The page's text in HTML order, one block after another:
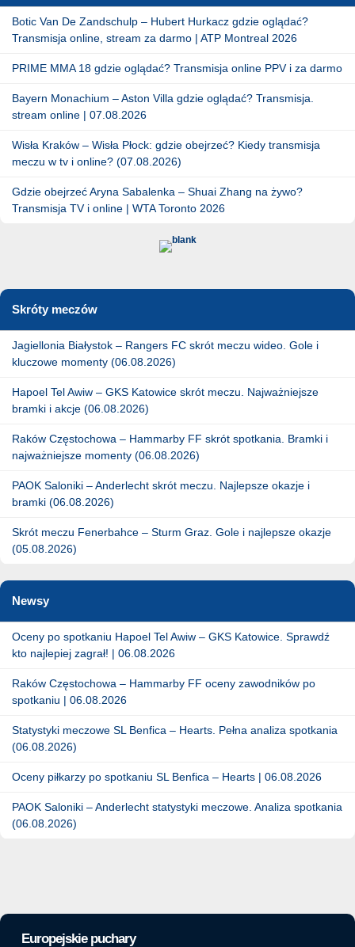
Botic Van De Zandschulp – Hubert Hurkacz gdzie oglądać?
Transmisja online, stream za darmo | ATP Montreal 2026
PRIME MMA 18 gdzie oglądać? Transmisja online PPV i za darmo
Bayern Monachium – Aston Villa gdzie oglądać? Transmisja.
stream online | 07.08.2026
Wisła Kraków – Wisła Płock: gdzie obejrzeć? Kiedy transmisja
meczu w tv i online? (07.08.2026)
Gdzie obejrzeć Aryna Sabalenka – Shuai Zhang na żywo?
Transmisja TV i online | WTA Toronto 2026
Skróty meczów
Jagiellonia Białystok – Rangers FC skrót meczu wideo. Gole i
kluczowe momenty (06.08.2026)
Hapoel Tel Awiw – GKS Katowice skrót meczu. Najważniejsze
bramki i akcje (06.08.2026)
Raków Częstochowa – Hammarby FF skrót spotkania. Bramki i
najważniejsze momenty (06.08.2026)
PAOK Saloniki – Anderlecht skrót meczu. Najlepsze okazje i
bramki (06.08.2026)
Skrót meczu Fenerbahce – Sturm Graz. Gole i najlepsze okazje
(05.08.2026)
Newsy
Oceny po spotkaniu Hapoel Tel Awiw – GKS Katowice. Sprawdź
kto najlepiej zagrał! | 06.08.2026
Raków Częstochowa – Hammarby FF oceny zawodników po
spotkaniu | 06.08.2026
Statystyki meczowe SL Benfica – Hearts. Pełna analiza spotkania
(06.08.2026)
Oceny piłkarzy po spotkaniu SL Benfica – Hearts | 06.08.2026
PAOK Saloniki – Anderlecht statystyki meczowe. Analiza spotkania
(06.08.2026)
Europejskie puchary